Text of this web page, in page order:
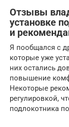
Отзывы
установке
и
Я пообщался с
которые уже
них остались
повышение
Некоторые
регулировкой,
подлокотника